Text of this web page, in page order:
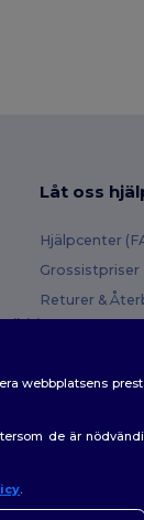
Låt oss
Hjälpcenter
Grossistpriser
Returer &
Rabattkoder
webbplatsens
de är
.